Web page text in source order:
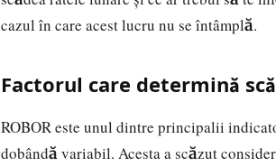
cazul în care acest lucru nu se întâmplă.
Factorul care determină
ROBOR este unul dintre principalii
dobândă variabil. Acesta a scăzut